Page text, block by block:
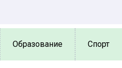
Образование Спорт